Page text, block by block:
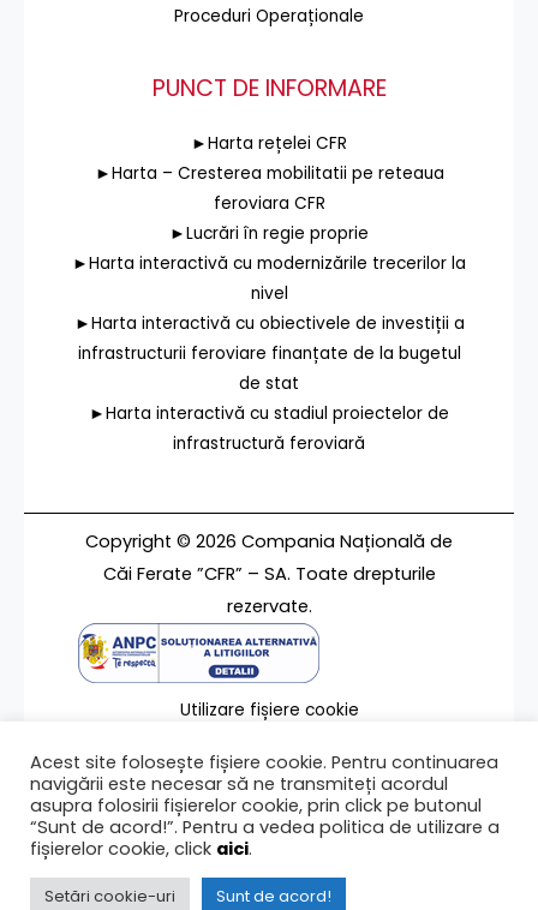
Proceduri Operaționale
PUNCT DE INFORMARE
►Harta rețelei CFR
►Harta – Cresterea mobilitatii pe reteaua
feroviara CFR
►Lucrări în regie proprie
►Harta interactivă cu modernizările trecerilor la
nivel
►Harta interactivă cu obiectivele de investiții a
infrastructurii feroviare finanțate de la bugetul
de stat
►Harta interactivă cu stadiul proiectelor de
infrastructură feroviară
Copyright © 2026 Compania Națională de
Căi Ferate ”CFR” – SA. Toate drepturile
rezervate.
Utilizare fișiere cookie
Contact
Ultima modificare a paginii 13/02/2024
Acest site folosește fișiere cookie. Pentru continuarea
navigării este necesar să ne transmiteți acordul
asupra folosirii fișierelor cookie, prin click pe butonul
“Sunt de acord!”. Pentru a vedea politica de utilizare a
fișierelor cookie, click aici.
Setări cookie-uri Sunt de acord!